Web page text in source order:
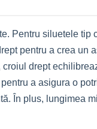
Pentru siluetele tip
pentru a crea un
drept
a asigura o
În plus, lungimea